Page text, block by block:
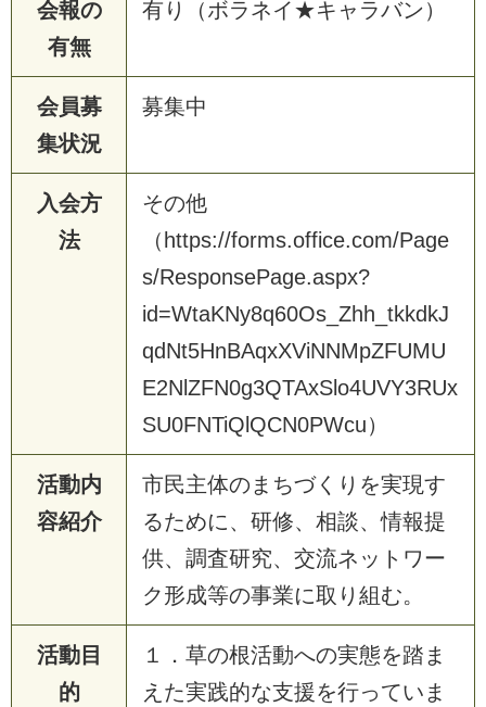
会報の
有無
有り（ボラネイ★キャラバン）
会員募
集状況
募集中
入会方
法
その他
（https://forms.office.com/Page
s/ResponsePage.aspx?
id=WtaKNy8q60Os_Zhh_tkkdkJ
qdNt5HnBAqxXViNNMpZFUMU
E2NlZFN0g3QTAxSlo4UVY3RUx
SU0FNTiQlQCN0PWcu）
活動内
容紹介
市民主体のまちづくりを実現す
るために、研修、相談、情報提
供、調査研究、交流ネットワー
ク形成等の事業に取り組む。
活動目
的
１．草の根活動への実態を踏ま
えた実践的な支援を行っていま